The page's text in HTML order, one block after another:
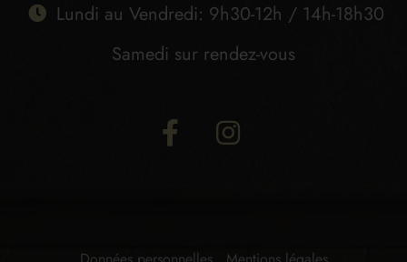
Lundi au Vendredi: 9h30-12h / 14h-18h30
Samedi sur rendez-vous